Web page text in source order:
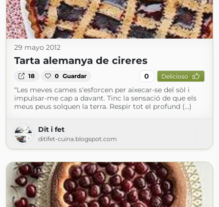
29 mayo 2012
Tarta alemanya de cireres
18 0 Guardar 0 Delicioso
“Les meves cames s'esforcen per aixecar-se del sòl i
impulsar-me cap a davant. Tinc la sensació de que els
meus peus solquen la terra. Respir tot el profund (...)
Dit i fet
ditifet-cuina.blogspot.com